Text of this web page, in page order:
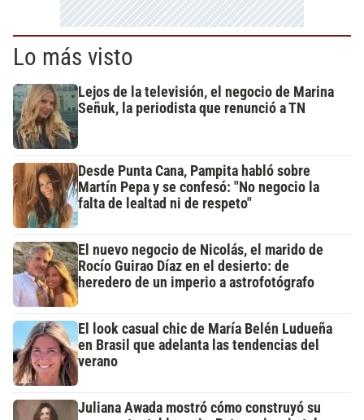
Lo más visto
Lejos de la televisión, el negocio de Marina
Señuk, la periodista que renunció a TN
Desde Punta Cana, Pampita habló sobre
Martín Pepa y se confesó: "No negocio la
falta de lealtad ni de respeto"
El nuevo negocio de Nicolás, el marido de
Rocío Guirao Díaz en el desierto: de
heredero de un imperio a astrofotógrafo
El look casual chic de María Belén Ludueña
en Brasil que adelanta las tendencias del
verano
Juliana Awada mostró cómo construyó su